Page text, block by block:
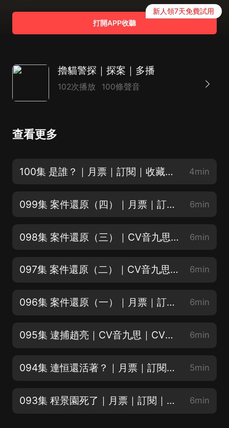
打開APP收聽
新人領7天免費試用
擼貓警探｜探案｜多播
102次播放 100條聲音
查看更多
100集 是誰？｜月票｜訂閱｜收藏｜點讚（完） 4min
099集 案件還原（四）｜月票｜訂閱｜收藏｜點讚 6min
098集 案件還原（三）｜CV音九思｜CV戈沐 6min
097集 案件還原（二）｜CV音九思｜CV戈沐 6min
096集 案件還原（一）｜月票｜訂閱｜收藏｜點讚 6min
095集 逮捕趙亮｜CV音九思｜CV戈沐｜CV小新新點燈 6min
094集 連恒還活著？｜月票｜訂閱｜收藏｜點讚 5min
093集 程景園死了｜月票｜訂閱｜收藏｜點讚 6min